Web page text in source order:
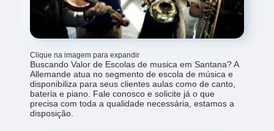
Clique na imagem para expandir
Buscando Valor de Escolas de musica em Santana? A
Allemande atua no segmento de escola de música e
disponibiliza para seus clientes aulas como de canto,
bateria e piano. Fale conosco e solicite já o que
precisa com toda a qualidade necessária, estamos a
disposição.